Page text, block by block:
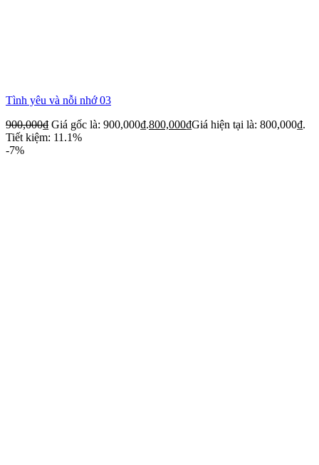
Tình yêu và nỗi nhớ 03
900,000₫ Giá gốc là: 900,000₫.800,000₫Giá hiện tại là: 800,000₫.
Tiết kiệm: 11.1%
-7%